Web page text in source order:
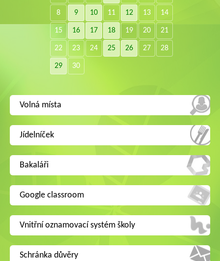
8 9 10 11 12 13 14
15 16 17 18 19 20 21
22 23 24 25 26 27 28
29 30
Volná místa
Jídelníček
Bakaláři
Google classroom
Vnitřní oznamovací systém školy
Schránka důvěry